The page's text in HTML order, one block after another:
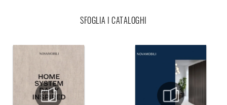
SFOGLIA I CATALOGHI